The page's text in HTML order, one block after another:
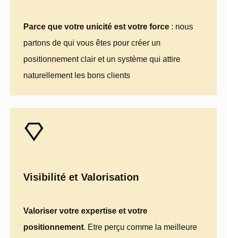
Parce que votre unicité est votre force : nous
partons de qui vous êtes pour créer un
positionnement clair et un système qui attire
naturellement les bons clients
Visibilité et Valorisation
Valoriser votre expertise et votre
positionnement. Etre perçu comme la meilleure